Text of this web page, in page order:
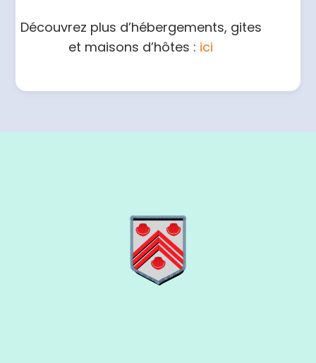
Découvrez plus d’hébergements, gites
et maisons d’hôtes : ici